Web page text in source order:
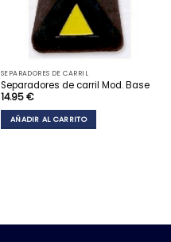
SEPARADORES DE CARRIL
Separadores de carril Mod. Base
14.95€
AÑADIR AL CARRITO